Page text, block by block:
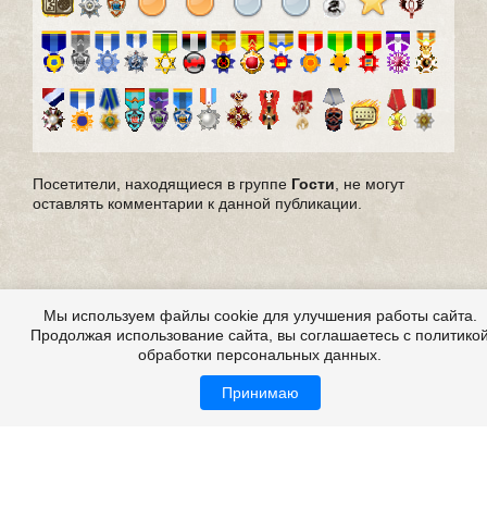
Посетители, находящиеся в группе Гости , не могут
оставлять комментарии к данной публикации.
Мы используем файлы cookie для улучшения работы сайта.
Продолжая использование сайта, вы соглашаетесь с
обработки персональных данных.
Принимаю